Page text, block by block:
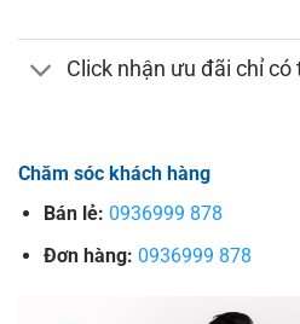
Click nhận ưu đãi chỉ có
Chăm sóc khách hàng
Bán lẻ: 0936999 878
Đơn hàng: 0936999 878